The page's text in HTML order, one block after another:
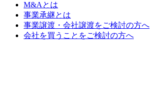
M&Aとは
事業承継とは
事業譲渡・会社譲渡をご検討の方へ
会社を買うことをご検討の方へ